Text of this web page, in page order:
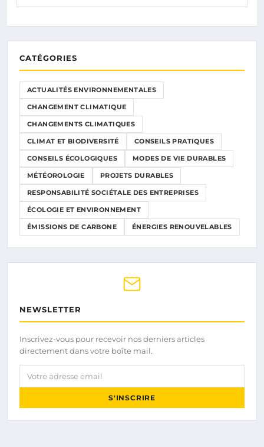
CATÉGORIES
ACTUALITÉS ENVIRONNEMENTALES
CHANGEMENT CLIMATIQUE
CHANGEMENTS CLIMATIQUES
CLIMAT ET BIODIVERSITÉ CONSEILS PRATIQUES
CONSEILS ÉCOLOGIQUES MODES DE VIE DURABLES
MÉTÉOROLOGIE PROJETS DURABLES
RESPONSABILITÉ SOCIÉTALE DES ENTREPRISES
ÉCOLOGIE ET ENVIRONNEMENT
ÉMISSIONS DE CARBONE ÉNERGIES RENOUVELABLES
NEWSLETTER
Inscrivez-vous pour recevoir nos derniers articles
directement dans votre boîte mail.
Votre adresse email
S'INSCRIRE